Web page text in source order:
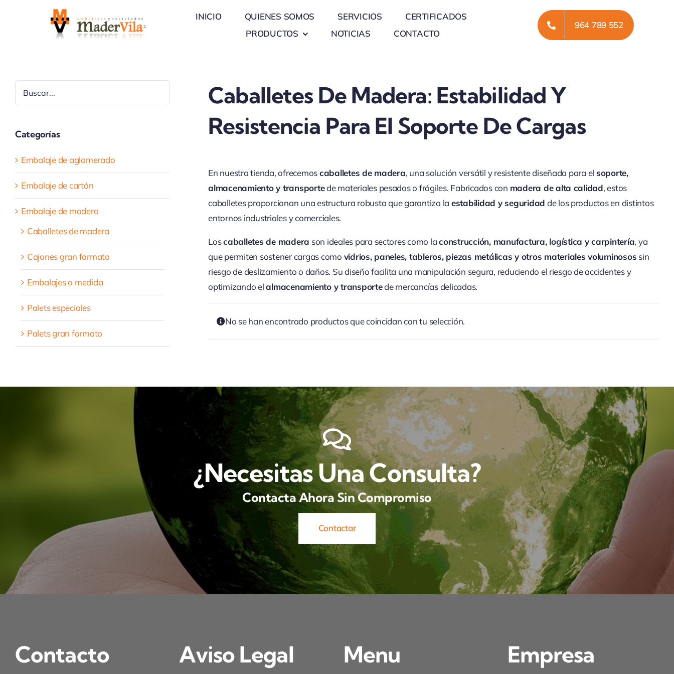
INICIO QUIENES SOMOS SERVICIOS
CERTIFICADOS
PRODUCTOS
NOTICIAS CONTACTO
964 789 552
Caballetes De Madera: Estabilidad Y
Resistencia Para El Soporte De Cargas
En nuestra tienda, ofrecemoscaballetes de madera, una solución versátil y resistente diseñada para el soporte,
almacenamiento y transportede materiales pesados o frágiles. Fabricados con madera de alta calidad, estos
caballetes proporcionan una estructura robusta que garantiza la estabilidad y seguridad de los productos en distintos
entornos industriales y comerciales.
Loscaballetes de madera son ideales para sectores como laconstrucción, manufactura, logística y carpintería, ya
que permiten sostener cargas como vidrios, paneles, tableros, piezas metálicas y otros materiales voluminosos sin
riesgo de deslizamiento o daños. Su diseño facilita una manipulación segura, reduciendo el riesgo de accidentes y
optimizando elalmacenamiento y transportede mercancías delicadas.
No se han encontrado productos que coincidan con tu selección.
Categorías
Embalaje de aglomerado
Embalaje de cartón
Embalaje de madera
Caballetes de madera
Cajones gran formato
Embalajes a medida
Palets especiales
Palets gran formato
¿Necesitas Una Consulta?
Contacta Ahora Sin Compromiso
Contactar
Contacto Aviso Legal Menu Empresa